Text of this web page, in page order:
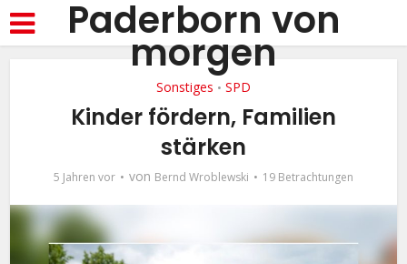
Paderborn von
morgen
Sonstiges • SPD
Kinder fördern, Familien
stärken
5 Jahren vor von Bernd Wroblewski 19 Betrachtungen